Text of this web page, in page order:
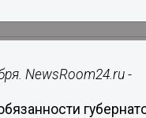
NewsRoom24.ru -